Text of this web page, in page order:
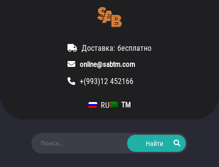
Доставка: бесплатно
online@sabtm.com
+(993)12 452166
RU TM